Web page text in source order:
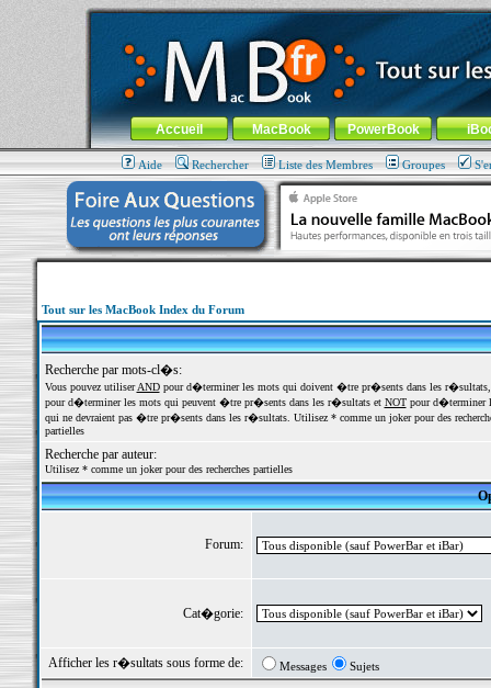
MacBook-fr.com : 100% Apple... 100% nomade !
Aller au contenu-Aller au menu général-Aller au menu de
Menu général
Accueil MacBook PowerBook
Aide Rechercher Liste des Membres Groupes
Tout sur les MacBook Index du Forum
Recherche par mots-cl�s:
Vous pouvez utiliserANDpour d�terminer les mots qui doivent �tre pr�sents dans les
pour d�terminer les mots qui peuvent �tre pr�sents dans les r�sultats et NOTpour d�terminer
qui ne devraient pas �tre pr�sents dans les r�sultats. Utilisez * comme un joker pour des
partielles
Recherche par auteur:
Utilisez * comme un joker pour des recherches partielles
Forum:
Cat�gorie:
Afficher les r�sultats sous forme de: Messages Sujets